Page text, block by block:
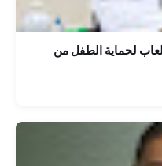
لحماية الطفل من